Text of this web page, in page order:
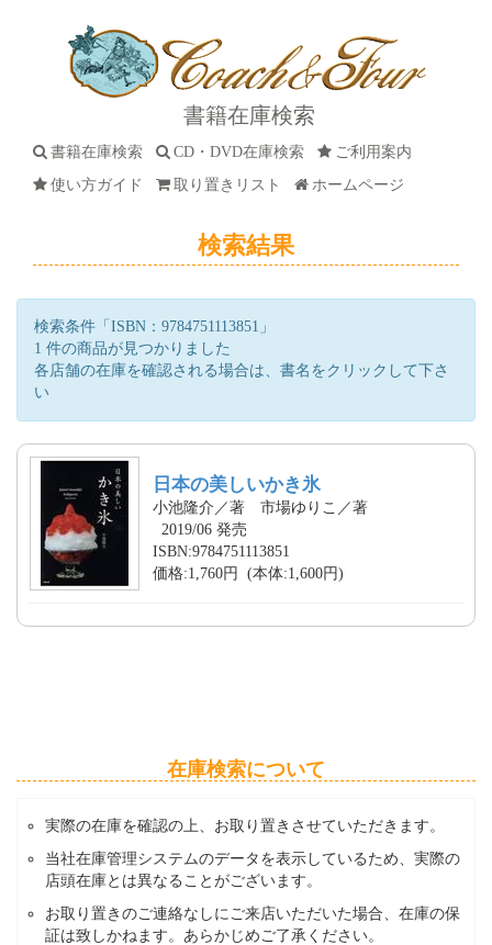
書籍在庫検索
書籍在庫検索 CD・DVD在庫検索
ご利用案内
使い方ガイド
取り置きリスト ホームページ
検索結果
検索条件「ISBN：9784751113851」
1 件の商品が見つかりました
各店舗の在庫を確認される場合は、書名をクリックして下さ
い
日本の美しいかき氷
小池隆介／著 市場ゆりこ／著
2019/06 発売
ISBN:9784751113851
価格:1,760円 (本体:1,600円)
在庫検索について
実際の在庫を確認の上、お取り置きさせていただきます。
当社在庫管理システムのデータを表示しているため、実際の
店頭在庫とは異なることがございます。
お取り置きのご連絡なしにご来店いただいた場合、在庫の保
証は致しかねます。あらかじめご了承ください。